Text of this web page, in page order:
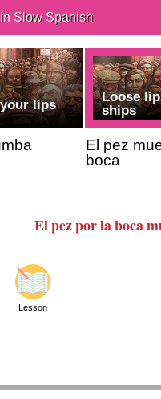
Slow Spanish
lips
Loose
ships
El pez
boca
El pez por la boca
Lesson